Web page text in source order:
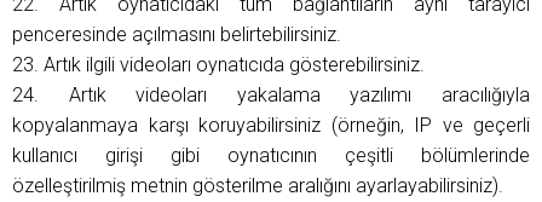
penceresinde açılmasını belirtebilirsiniz.
23. Artık ilgili videoları oynatıcıda gösterebilirsiniz.
24. Artık videoları yakalama yazılımı aracılığıyla
kopyalanmaya karşı koruyabilirsiniz (örneğin, IP ve geçerli
kullanıcı girişi gibi oynatıcının çeşitli bölümlerinde
özelleştirilmiş metnin gösterilme aralığını ayarlayabilirsiniz).